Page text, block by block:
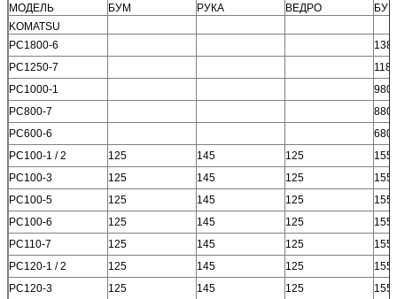
МОДЕЛЬ БУМ РУКА ВЕДРО
БУМ
KOMATSU
PC1800-6
PC1250-7
1180
PC1000-1
980
PC800-7
880
PC600-6
680
PC100-1 / 2
125 145 125
155
PC100-3
125 145 125
155
PC100-5
125 145 125
155
PC100-6
125 145 125
155
PC110-7
125 145 125
155
PC120-1 / 2
125 145 125
155
PC120-3
125 145 125 155